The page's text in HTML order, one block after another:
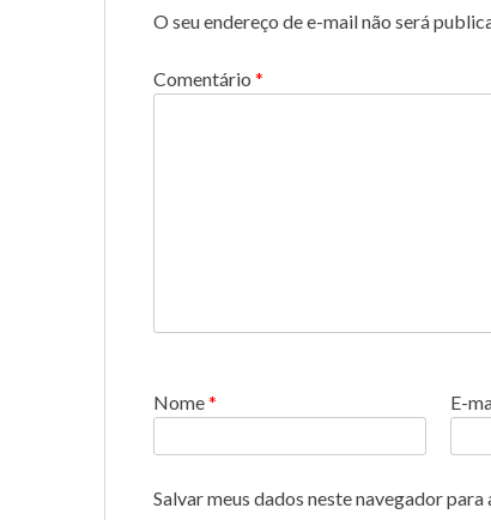
O seu endereço de e-mail não será
Comentário *
Nome* E-
Salvar meus dados neste navegador